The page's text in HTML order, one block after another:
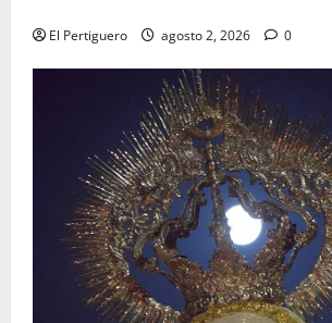
El Pertiguero agosto 2, 2026 0